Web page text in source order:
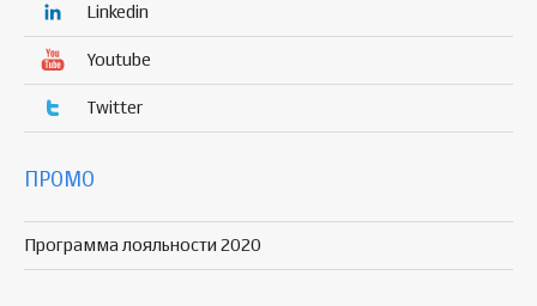
Linkedin
Youtube
Twitter
ПРОМО
Программа лояльности 2020